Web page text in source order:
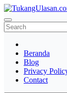
Skip
to
content
TukangUlasan.com
Baca Aja Dulu!
Beranda
Blog
Privacy
Contact